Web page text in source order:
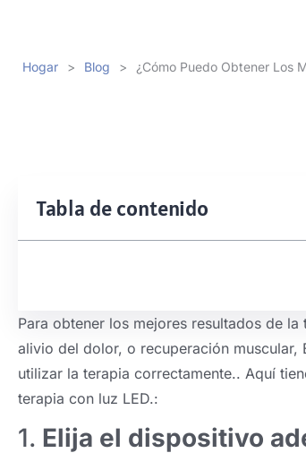
Hogar > Blog > ¿Cómo Puedo Obtener Los
Tabla de contenido
Para obtener los mejores resultados de
alivio del dolor, o recuperación muscular,
utilizar la terapia correctamente.. Aquí
terapia con luz LED.:
1. Elija el dispositivo